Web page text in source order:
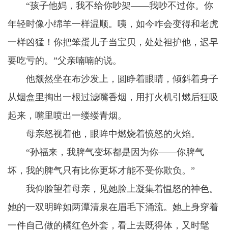
“孩子他妈，我不给你吵架——我吵不过你。你
年轻时像小绵羊一样温顺。咦，如今咋会变得和老虎
一样凶猛！你把笨蛋儿子当宝贝，处处袒护他，迟早
要吃亏的。”父亲喃喃的说。
他颓然坐在布沙发上，圆睁着眼睛，倾斜着身子
从烟盒里掏出一根过滤嘴香烟，用打火机引燃后狂吸
起来，嘴里喷出一缕缕青烟。
母亲怒视着他，眼眸中燃烧着愤怒的火焰。
“孙福来，我脾气变坏都是因为你——你脾气
坏，我的脾气只有比你更坏才能不受你欺负。”
我仰脸望着母亲，见她脸上凝集着愠怒的神色。
她的一双明眸如两潭清泉在眉毛下涌流。她上身穿着
一件自己做的橘红色外套，看上去既得体，又时髦